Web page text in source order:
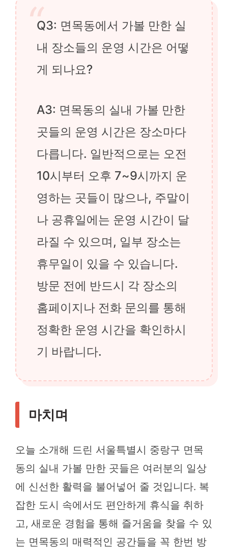
Q3: 면목동에서 가볼 만한 실
내 장소들의 운영 시간은 어떻
게 되나요?
A3: 면목동의 실내 가볼 만한
곳들의 운영 시간은 장소마다
다릅니다. 일반적으로는 오전
10시부터 오후 7~9시까지 운
영하는 곳들이 많으나, 주말이
나 공휴일에는 운영 시간이 달
라질 수 있으며, 일부 장소는
휴무일이 있을 수 있습니다.
방문 전에 반드시 각 장소의
홈페이지나 전화 문의를 통해
정확한 운영 시간을 확인하시
기 바랍니다.
마치며
오늘 소개해 드린 서울특별시 중랑구 면목
동의 실내 가볼 만한 곳들은 여러분의 일상
에 신선한 활력을 불어넣어 줄 것입니다. 복
잡한 도시 속에서도 편안하게 휴식을 취하
고, 새로운 경험을 통해 즐거움을 찾을 수 있
는 면목동의 매력적인 공간들을 꼭 한번 방